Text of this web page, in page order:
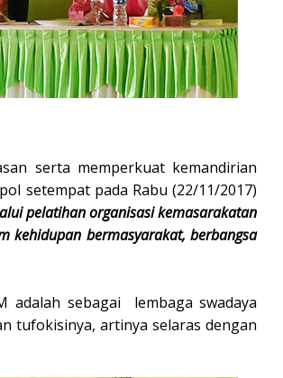
serta memperkuat kemandirian
setempat pada Rabu (22/11/2017)
pelatihan organisasi kemasarakatan
kehidupan bermasyarakat, berbangsa
adalah sebagai lembaga swadaya
tufokisinya, artinya selaras dengan